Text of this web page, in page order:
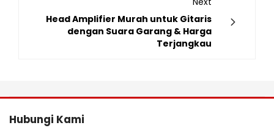
Head Amplifier Murah untuk Gitaris
dengan Suara Garang & Harga
Terjangkau
Hubungi Kami